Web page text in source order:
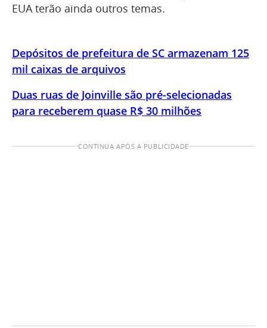
EUA terão ainda outros temas.
Depósitos de prefeitura de SC armazenam 125
mil caixas de arquivos
Duas ruas de Joinville são pré-selecionadas
para receberem quase R$ 30 milhões
CONTINUA APÓS A PUBLICIDADE